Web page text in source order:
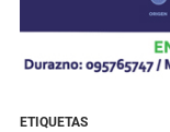
ETIQUETAS